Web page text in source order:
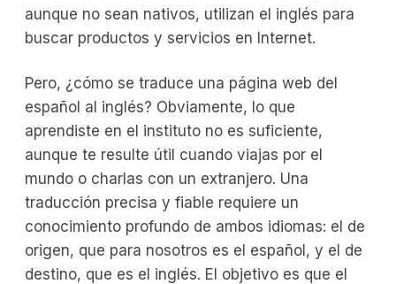
aunque no sean nativos, utilizan el inglés para
buscar productos y servicios en Internet.
Pero, ¿cómo se traduce una página web del
español al inglés? Obviamente, lo que
aprendiste en el instituto no es suficiente,
aunque te resulte útil cuando viajas por el
mundo o charlas con un extranjero. Una
traducción precisa y fiable requiere un
conocimiento profundo de ambos idiomas: el de
origen, que para nosotros es el español, y el de
destino, que es el inglés. El objetivo es que el